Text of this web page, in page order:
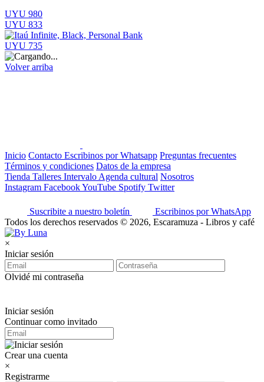
UYU 980
UYU 833
UYU 735
Volver arriba
Inicio Contacto Escribinos por Whatsapp Preguntas frecuentes
Términos y condiciones Datos de la empresa
Tienda Talleres Intervalo Agenda cultural Nosotros
Instagram FacebookYouTube Spotify Twitter
Suscribite a nuestro boletín
Escribinos por WhatsApp
Todos los derechos reservados © 2026, Escaramuza - Libros y café
×
Iniciar sesión
Olvidé mi contraseña
Iniciar sesión
Continuar como invitado
Crear una cuenta
×
Registrarme